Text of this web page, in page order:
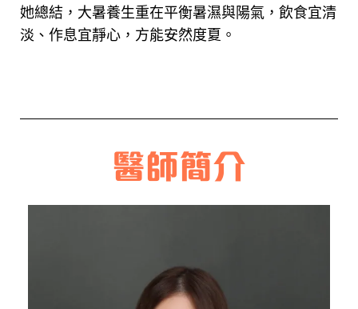
她總結，大暑養生重在平衡暑濕與陽氣，飲食宜清
淡、作息宜靜心，方能安然度夏。
醫師簡介